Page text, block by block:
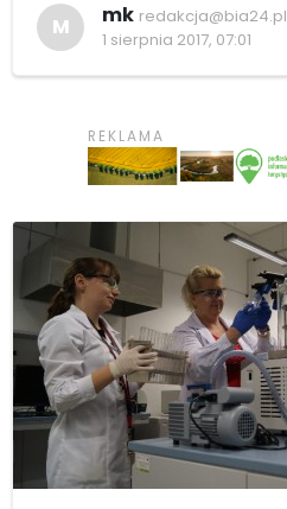
M mk redakcja@bia24.pl
1 sierpnia 2017, 07:01